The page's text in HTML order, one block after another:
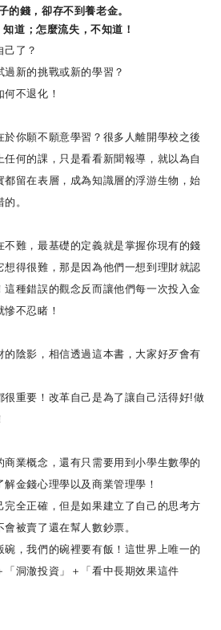
的錢，卻存不到養老金。
道；怎麼流失，不知道！
了？
新的挑戰或新的學習？
不退化！
你願不願意學習？很多人離開學校之後
何的課，只是看看新聞報導，就以為自
留在表層，成為知識層的浮游生物，始
。
難，最基礎的定義就是掌握你現有的錢
想得很難，那是因為他們一想到理財就認
種錯誤的觀念反而讓他們每一次投入金
不忍睹！
陰影，相信透過這本書，大家好歹會有
重要！改革自己是為了讓自己活得好!做
概念，還有只需要用到小學生數學的
金錢心理學以及商業管理學！
正確，但是如果建立了自己的思考方
被賣了還在幫人數鈔票。
我們的碗裡要有飯！這世界上唯一的
洞澈投資」＋「看中長期效果這件